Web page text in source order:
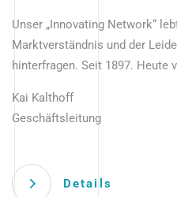
Unser „Innovating Network“
Marktverständnis und der
hinterfragen. Seit 1897. Heute
Kai Kalthoff
Geschäftsleitung
Details